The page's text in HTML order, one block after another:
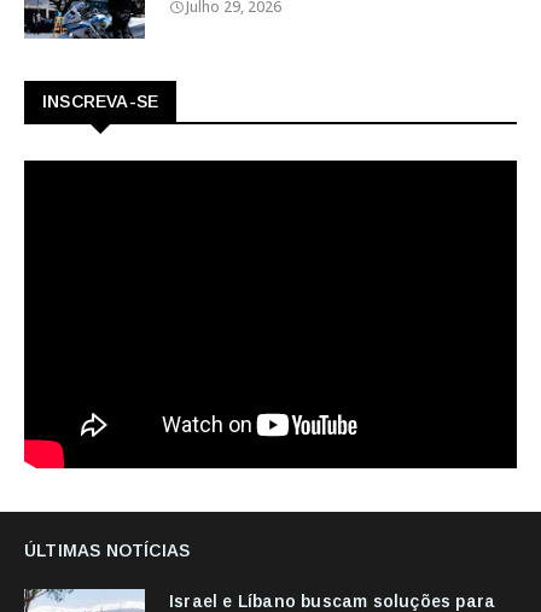
Julho 29, 2026
INSCREVA-SE
ÚLTIMAS NOTÍCIAS
Israel e Líbano buscam soluções para